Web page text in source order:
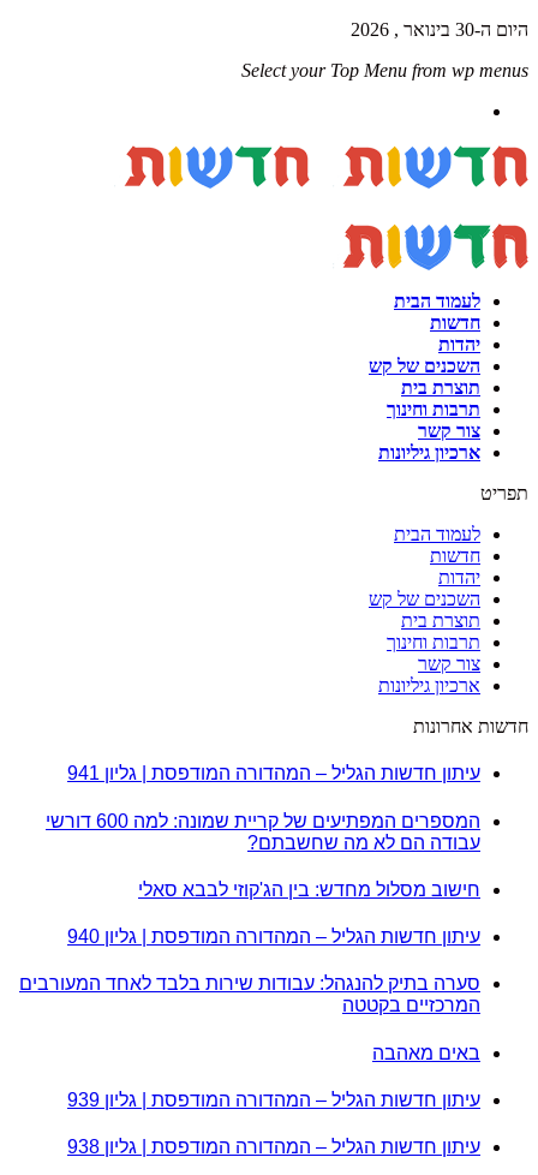
היום ה-30 בינואר , 2026
Select your Top Menu from wp menus
לעמוד הבית
חדשות
יהדות
השכנים של קש
תוצרת בית
תרבות וחינוך
צור קשר
ארכיון גיליונות
תפריט
לעמוד הבית
חדשות
יהדות
השכנים של קש
תוצרת בית
תרבות וחינוך
צור קשר
ארכיון גיליונות
חדשות אחרונות
עיתון חדשות הגליל – המהדורה המודפסת | גליון 941
המספרים המפתיעים של קריית שמונה: למה 600 דורשי
עבודה הם לא מה שחשבתם?
חישוב מסלול מחדש: בין הג'קוזי לבבא סאלי
עיתון חדשות הגליל – המהדורה המודפסת | גליון 940
סערה בתיק להנגהל: עבודות שירות בלבד לאחד המעורבים
המרכזיים בקטטה
באים מאהבה
עיתון חדשות הגליל – המהדורה המודפסת | גליון 939
עיתון חדשות הגליל – המהדורה המודפסת | גליון 938